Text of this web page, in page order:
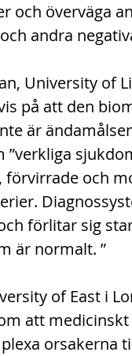
och överväga
andra
University of
på att den
är
och
förlitar sig
är normalt. ”
of East i
att
orsakerna